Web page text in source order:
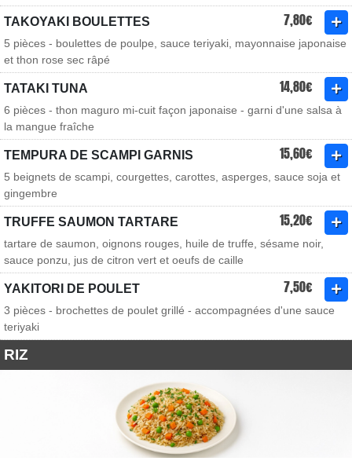
TAKOYAKI BOULETTES 7,80€
5 pièces - boulettes de poulpe, sauce teriyaki, mayonnaise japonaise
et thon rose sec râpé
TATAKI TUNA 14,80€
6 pièces - thon maguro mi-cuit façon japonaise - garni d'une salsa à
la mangue fraîche
TEMPURA DE SCAMPI GARNIS 15,60€
5 beignets de scampi, courgettes, carottes, asperges, sauce soja et
gingembre
TRUFFE SAUMON TARTARE 15,20€
tartare de saumon, oignons rouges, huile de truffe, sésame noir,
sauce ponzu, jus de citron vert et oeufs de caille
YAKITORI DE POULET 7,50€
3 pièces - brochettes de poulet grillé - accompagnées d'une sauce
teriyaki
RIZ